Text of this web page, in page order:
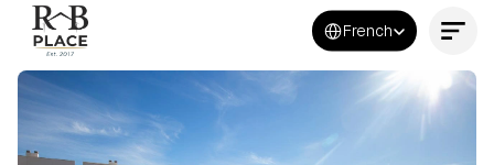
Select Language
French
Contactez-nous maintenant